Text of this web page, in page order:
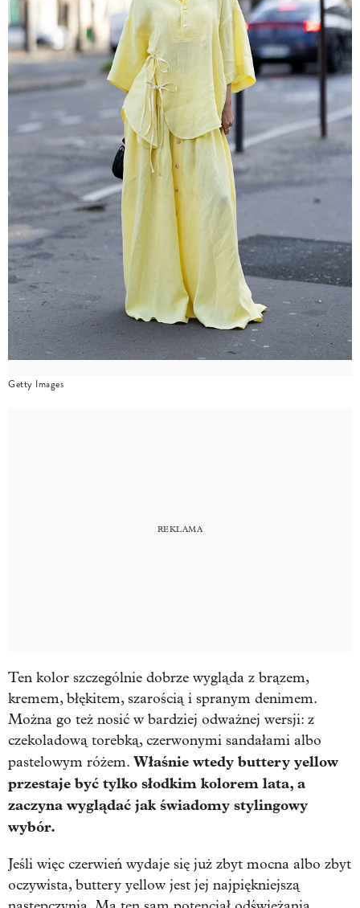
Getty Images
Ten kolor szczególnie dobrze wygląda z brązem,
kremem, błękitem, szarością i spranym denimem.
Można go też nosić w bardziej odważnej wersji: z
czekoladową torebką, czerwonymi sandałami albo
pastelowym różem. Właśnie wtedy buttery yellow
przestaje być tylko słodkim kolorem lata, a
zaczyna wyglądać jak świadomy stylingowy
wybór.
Jeśli więc czerwień wydaje się już zbyt mocna albo zbyt
oczywista, buttery yellow jest jej najpiękniejszą